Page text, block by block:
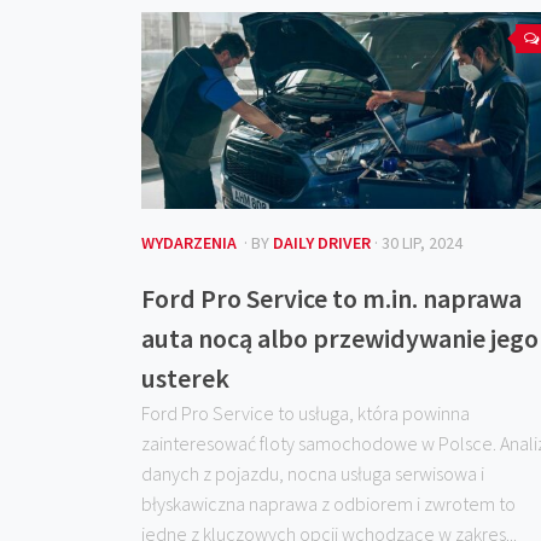
WYDARZENIA · BY DAILY DRIVER · 30 LIP, 2024
Ford Pro Service to m.in. naprawa
auta nocą albo przewidywanie jego
usterek
Ford Pro Service to usługa, która powinna
zainteresować floty samochodowe w Polsce.
danych z pojazdu, nocna usługa serwisowa i
błyskawiczna naprawa z odbiorem i zwrotem to
jedne z kluczowych opcji wchodzące w zakres...